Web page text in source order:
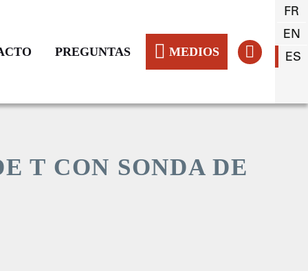
PREGUNTAS MEDIOS
FR
EN
ES
T CON SONDA DE